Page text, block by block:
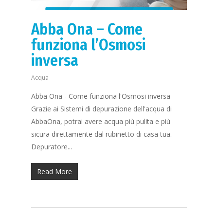
Abba Ona – Come
funziona l’Osmosi
inversa
Acqua
Abba Ona - Come funziona l'Osmosi inversa
Grazie ai Sistemi di depurazione dell'acqua di
AbbaOna, potrai avere acqua più pulita e più
sicura direttamente dal rubinetto di casa tua.
Depuratore...
Read More